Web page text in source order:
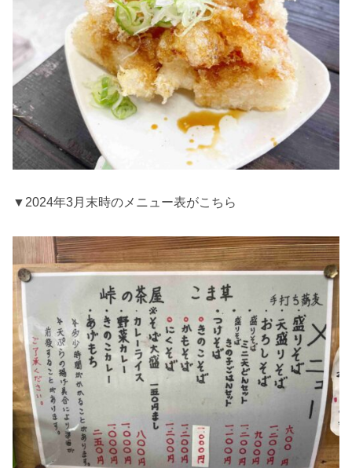
▼2024年3月末時のメニュー表がこちら